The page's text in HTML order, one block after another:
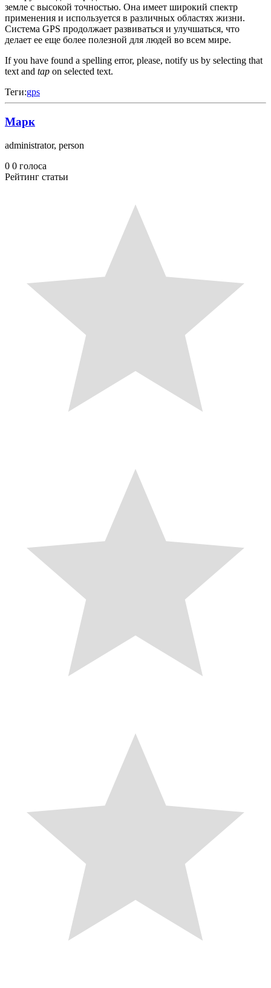
земле с высокой точностью. Она имеет широкий спектр
применения и используется в различных областях жизни.
Система GPS продолжает развиваться и улучшаться, что
делает ее еще более полезной для людей во всем мире.
If you have found a spelling error, please, notify us by selecting that
text and tap on selected text.
Теги:gps
Марк
administrator, person
0 0 голоса
Рейтинг статьи